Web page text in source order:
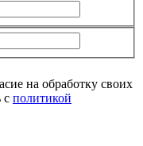
на обработку своих
с политикой